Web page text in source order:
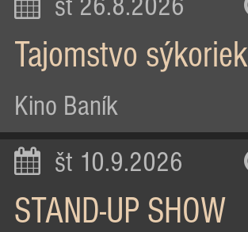
st 26.8.2026
Tajomstvo sýkoriek
Kino Baník
št 10.9.2026
STAND-UP SHOW